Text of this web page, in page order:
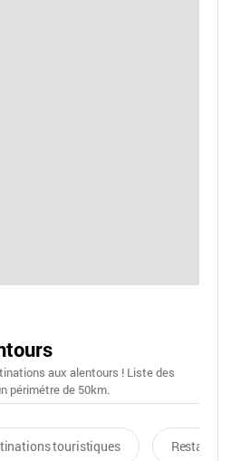
aux alentours ! Liste des
périmétre de 50km.
touristiques Restaurants